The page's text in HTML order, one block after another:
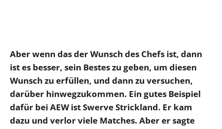
Aber wenn das der Wunsch des Chefs ist, dann
ist es besser, sein Bestes zu geben, um diesen
Wunsch zu erfüllen, und dann zu versuchen,
darüber hinwegzukommen. Ein gutes Beispiel
dafür bei AEW ist Swerve Strickland. Er kam
dazu und verlor viele Matches. Aber er sagte